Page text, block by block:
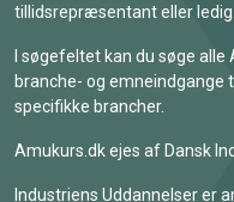
tillidsrepræsentant eller ledig.
I søgefeltet kan du søge
branche- og emneindgange
specifikke brancher.
Amukurs.dk ejes af Dansk
Industriens Uddannelser er